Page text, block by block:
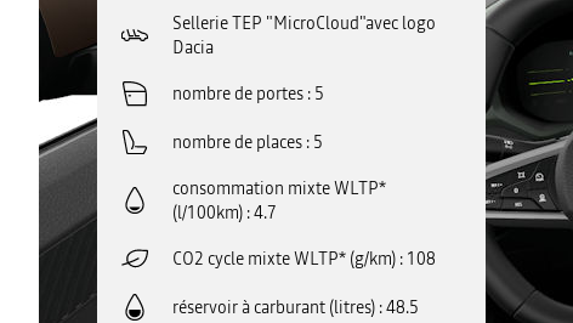
Sellerie TEP "MicroCloud"avec logo
Dacia
nombre de portes 5
nombre de places 5
consommation mixte WLTP*
(l/100km) 4.7
CO2 cycle mixte WLTP* (g/km) 108
réservoir à carburant (litres) 48.5